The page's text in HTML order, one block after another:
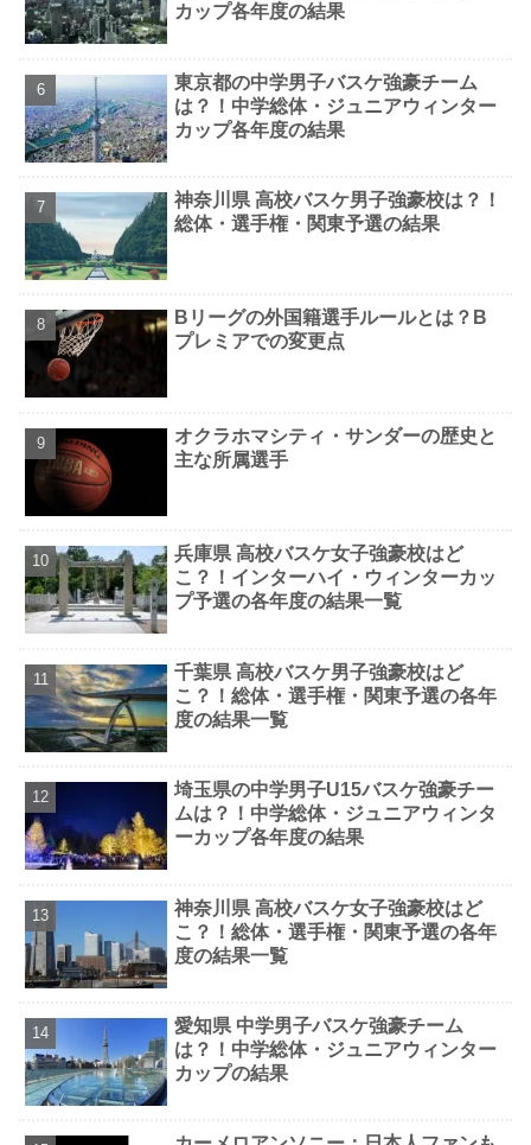
カップ各年度の結果
東京都の中学男子バスケ強豪チーム
は？！中学総体・ジュニアウィンター
カップ各年度の結果
神奈川県 高校バスケ男子強豪校は？！
総体・選手権・関東予選の結果
Bリーグの外国籍選手ルールとは？B
プレミアでの変更点
オクラホマシティ・サンダーの歴史と
主な所属選手
兵庫県 高校バスケ女子強豪校はど
こ？！インターハイ・ウィンターカッ
プ予選の各年度の結果一覧
千葉県 高校バスケ男子強豪校はど
こ？！総体・選手権・関東予選の各年
度の結果一覧
埼玉県の中学男子U15バスケ強豪チー
ムは？！中学総体・ジュニアウィンタ
ーカップ各年度の結果
神奈川県 高校バスケ女子強豪校はど
こ？！総体・選手権・関東予選の各年
度の結果一覧
愛知県 中学男子バスケ強豪チーム
は？！中学総体・ジュニアウィンター
カップの結果